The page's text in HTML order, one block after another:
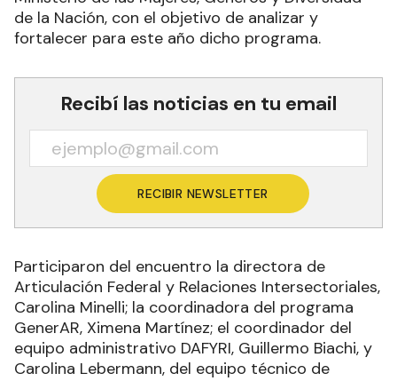
de la Nación, con el objetivo de analizar y
fortalecer para este año dicho programa.
Recibí las noticias en tu email
RECIBIR NEWSLETTER
Participaron del encuentro la directora de
Articulación Federal y Relaciones Intersectoriales,
Carolina Minelli; la coordinadora del programa
GenerAR, Ximena Martínez; el coordinador del
equipo administrativo DAFYRI, Guillermo Biachi, y
Carolina Lebermann, del equipo técnico de